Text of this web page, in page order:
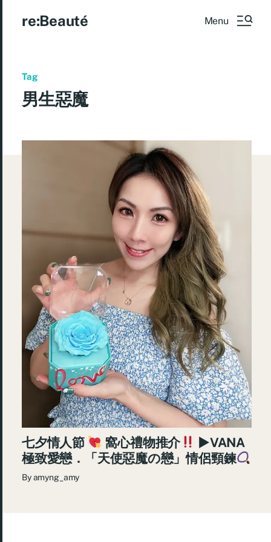
re:Beauté Menu
Tag
男生惡魔
七夕情人節 窩心禮物推介
►VANA
極致愛戀．「天使惡魔の戀」情侶頸鍊
Byamyng_amy